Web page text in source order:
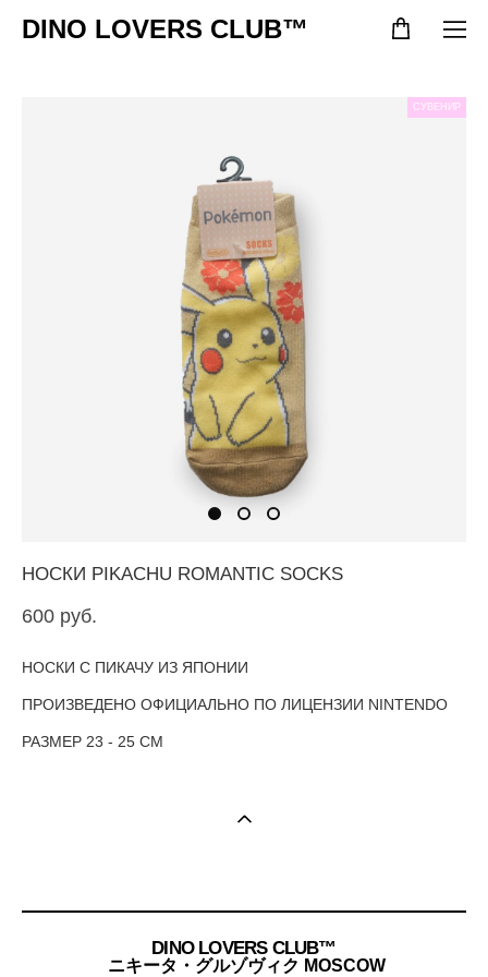
DINO LOVERS CLUB™
СУВЕНИР
НОСКИ PIKACHU ROMANTIC SOCKS
600 pуб.
НОСКИ С ПИКАЧУ ИЗ ЯПОНИИ
ПРОИЗВЕДЕНО ОФИЦИАЛЬНО ПО ЛИЦЕНЗИИ NINTENDO
РАЗМЕР 23 - 25 СМ
DINO LOVERS CLUB™
ニキータ・グルゾヴィク MOSCOW